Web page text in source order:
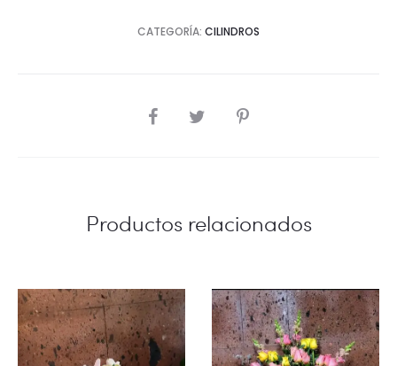
CATEGORÍA: CILINDROS
SHARE
Productos relacionados